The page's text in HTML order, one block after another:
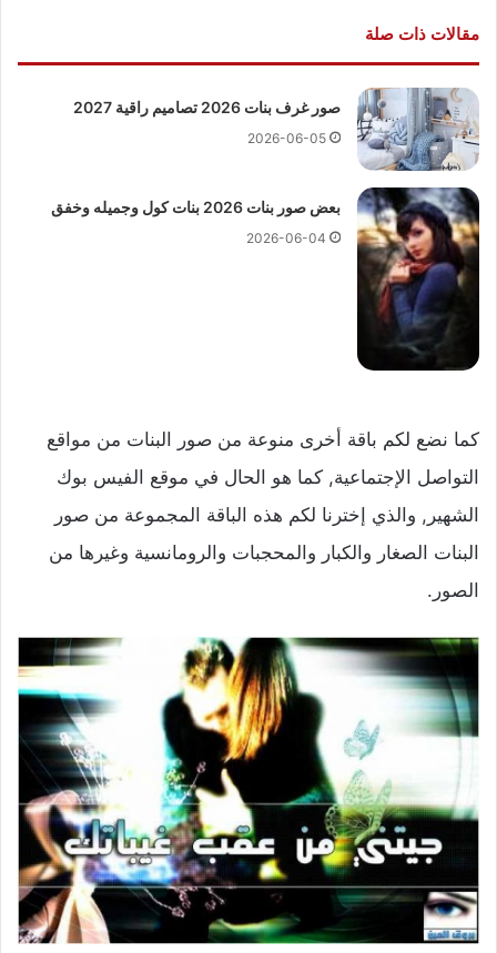
مقالات ذات صلة
صور غرف بنات 2026 تصاميم راقية 2027
2026-06-05
بعض صور بنات 2026 بنات كول وجميله وخفق
2026-06-04
كما نضع لكم باقة أخرى منوعة من صور البنات من مواقع
التواصل الإجتماعية, كما هو الحال في موقع الفيس بوك
الشهير, والذي إخترنا لكم هذه الباقة المجموعة من صور
البنات الصغار والكبار والمحجبات والرومانسية وغيرها من
الصور.